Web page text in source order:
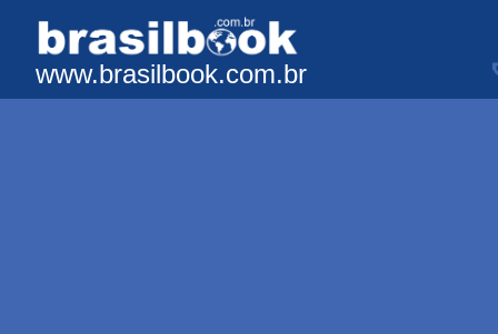
www.brasilbook.com.br